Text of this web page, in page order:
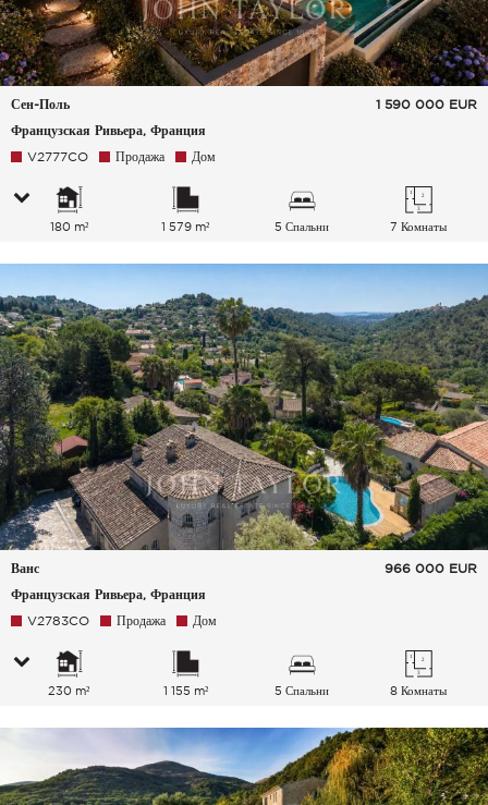
Сен-Поль
Французская Ривьера, Франция
1 590 000 EUR
V2777CO Продажа Дом
180 m² 1 579 m² 5 Спальни 7 Комнаты
Ванс
Французская Ривьера, Франция
966 000 EUR
V2783CO Продажа Дом
230 m² 1 155 m² 5 Спальни 8 Комнаты